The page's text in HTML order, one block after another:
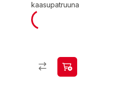
kaasupatruuna